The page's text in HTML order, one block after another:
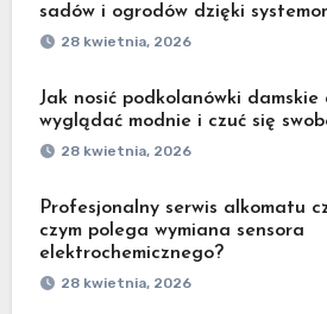
sadów i ogrodów dzięki
28 kwietnia, 2026
Jak nosić podkolanówki damskie
wyglądać modnie i czuć się
28 kwietnia, 2026
Profesjonalny serwis alkomatu
czym polega wymiana sensora
elektrochemicznego?
28 kwietnia, 2026